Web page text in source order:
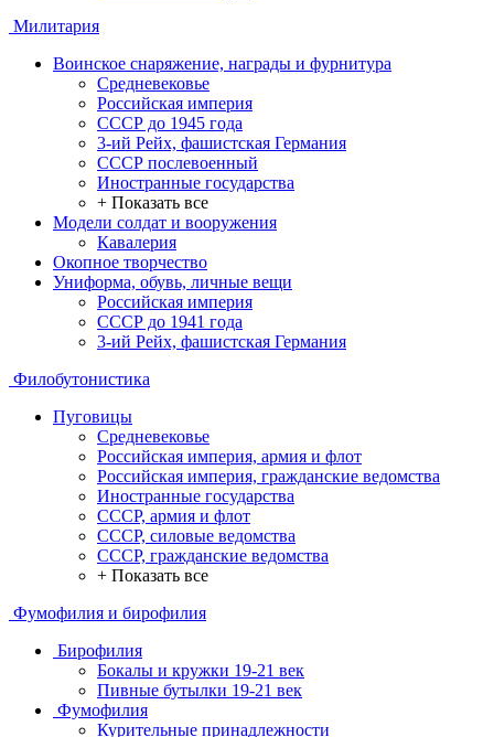
Милитария
Воинское снаряжение, награды и фурнитура
Средневековье
Российская империя
СССР до 1945 года
3-ий Рейх, фашистская Германия
СССР послевоенный
Иностранные государства
+ Показать все
Модели солдат и вооружения
Кавалерия
Окопное творчество
Униформа, обувь, личные вещи
Российская империя
СССР до 1941 года
3-ий Рейх, фашистская Германия
Филобутонистика
Пуговицы
Средневековье
Российская империя, армия и флот
Российская империя, гражданские ведомства
Иностранные государства
СССР, армия и флот
СССР, силовые ведомства
СССР, гражданские ведомства
+ Показать все
Фумофилия и бирофилия
Бирофилия
Бокалы и кружки 19-21 век
Пивные бутылки 19-21 век
Фумофилия
Курительные принадлежности